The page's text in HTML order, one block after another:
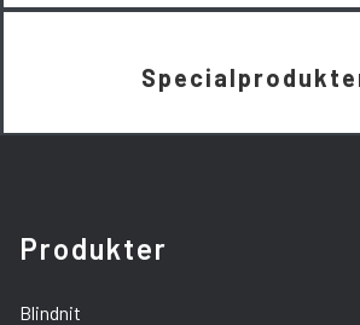
Produkter
Blindnit